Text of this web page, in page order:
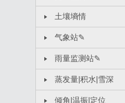
土壤墒情
气象站✎
雨量监测站✎
蒸发量|积水|雪深
倾角|温振|定位